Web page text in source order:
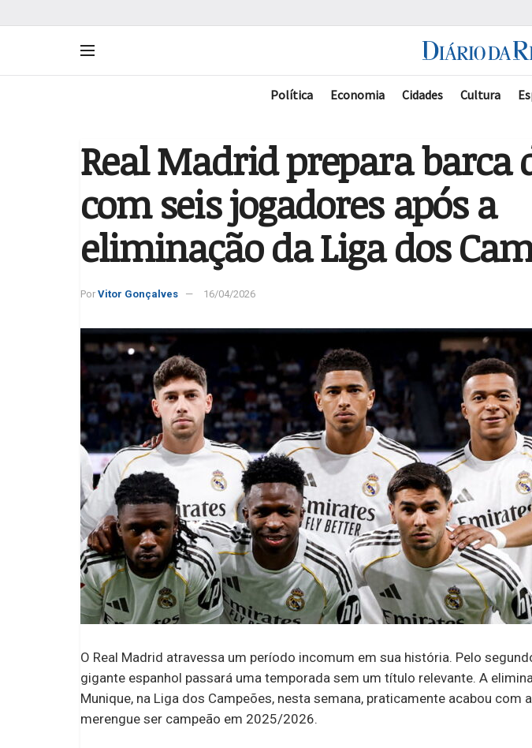
Política Economia Cidades Cultura
Real Madrid prepara barca
com seis jogadores após a
eliminação da Liga dos
Por Vitor Gonçalves 16/04/2026
O Real Madrid atravessa um período incomum em sua história. Pelo
gigante espanhol passará uma temporada sem um título relevante. A
Munique, na Liga dos Campeões, nesta semana, praticamente acabou com
merengue ser campeão em 2025/2026.